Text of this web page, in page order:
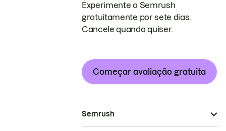
Experimente a Semrush
gratuitamente por sete dias.
Cancele quando quiser.
Começar avaliação gratuita
Semrush